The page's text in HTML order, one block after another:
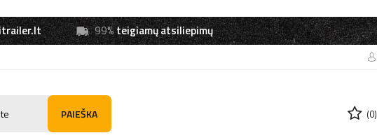
99%teigiamų atsiliepimų
PAIEŠKA (0)